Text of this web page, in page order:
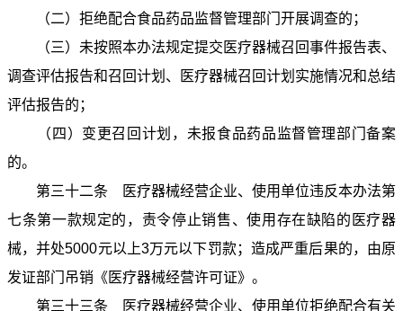
（二）拒绝配合食品药品监督管理部门开展调查的；
（三）未按照本办法规定提交医疗器械召回事件报告表、
调查评估报告和召回计划、医疗器械召回计划实施情况和总结
评估报告的；
（四）变更召回计划，未报食品药品监督管理部门备案
的。
第三十二条 医疗器械经营企业、使用单位违反本办法第
七条第一款规定的，责令停止销售、使用存在缺陷的医疗器
械，并处5000元以上3万元以下罚款；造成严重后果的，由原
发证部门吊销《医疗器械经营许可证》。
第三十三条 医疗器械经营企业、使用单位拒绝配合有关